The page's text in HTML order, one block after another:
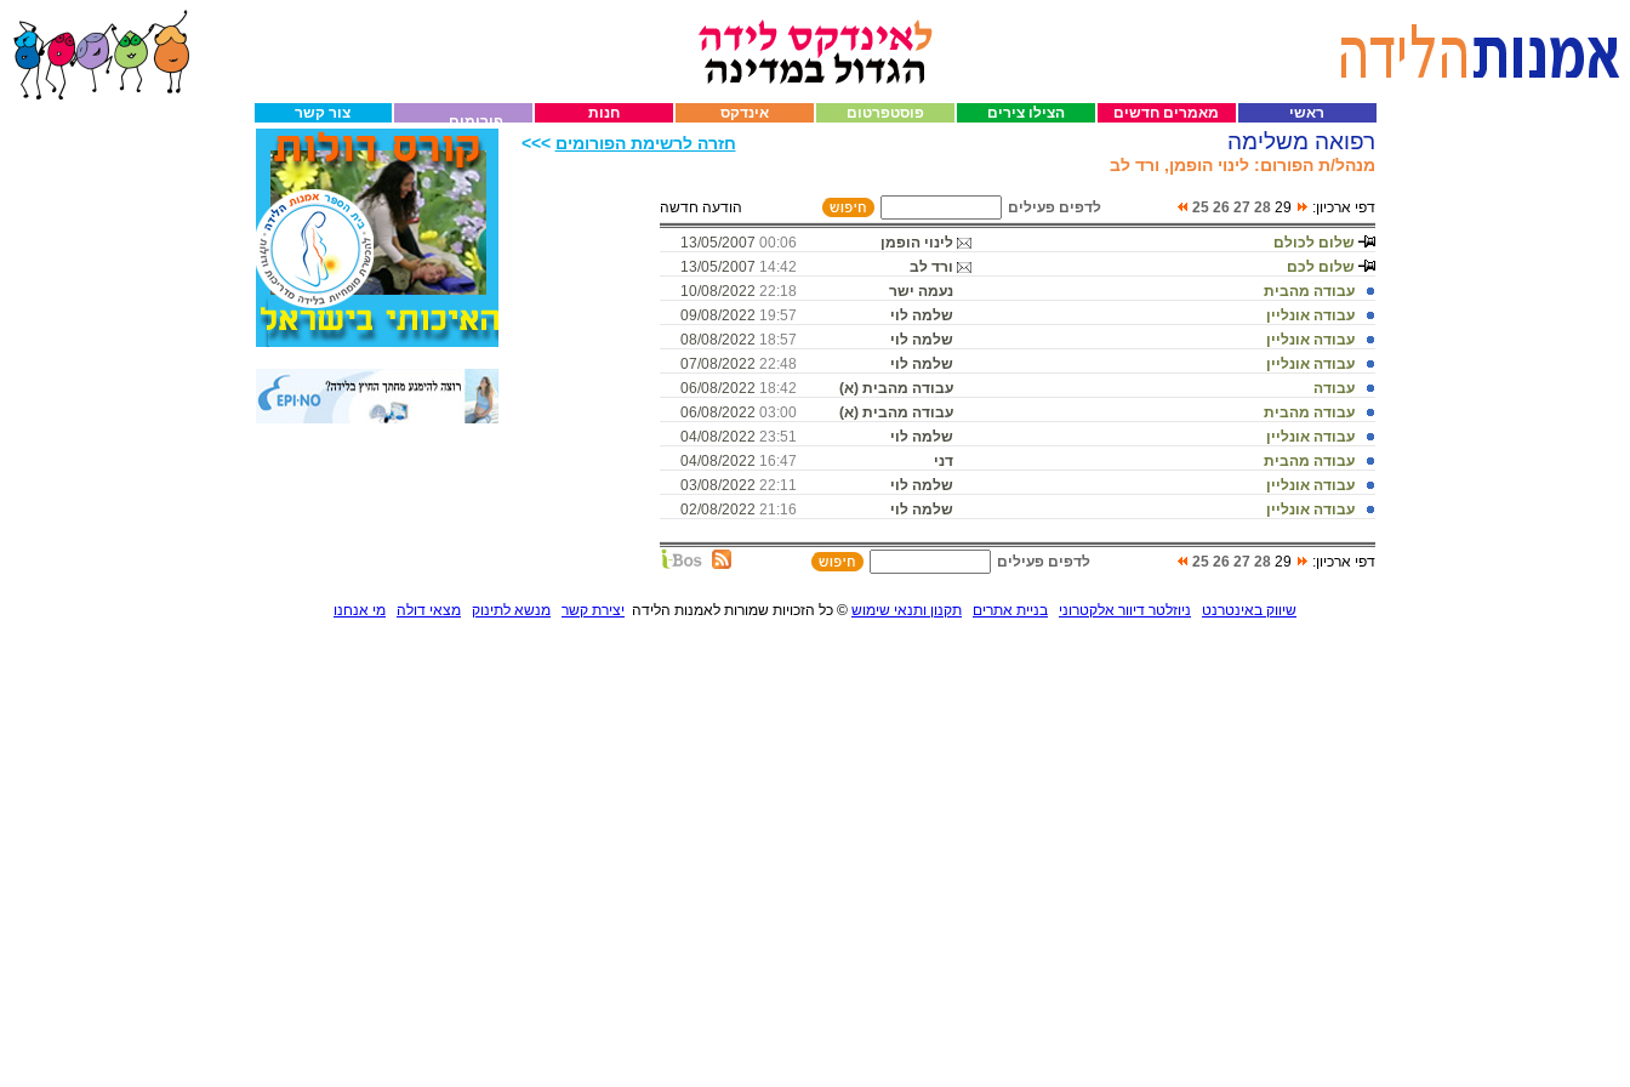
צור קשר פורומים חנות אינדקס פוסטפרטום הצילו צירים מאמרים חדשים ראשי
חזרה לרשימת הפורומים >>> רפואה משלימה
מנהל/ת הפורום: לינוי הופמן, ורד לב
דפי ארכיון: 29
28
27
26
25 לדפים פעילים הודעה חדשה
שלום לכולם לינוי הופמן 00:06
שלום לכם
ורד לב 14:42
עבודה מהבית
נעמה ישר 22:18
עבודה אונליין
שלמה לוי 19:57
עבודה אונליין
שלמה לוי 18:57
עבודה אונליין
שלמה לוי 22:48
עבודה
עבודה מהבית (א) 18:42
עבודה מהבית
עבודה מהבית (א) 03:00
עבודה אונליין
שלמה לוי 23:51
עבודה מהבית
דני 16:47
עבודה אונליין
שלמה לוי 22:11
עבודה אונליין
שלמה לוי 21:16
דפי ארכיון: 29
28
27
26
25 לדפים פעילים
שיווק באינטרנט ניוזלטר דיוור אלקטרוני בניית אתרים תקנון ותנאי שימוש © כל הזכויות שמורות לאמנות הלידה יצירת קשר מנשא לתינוק מצאי דולה מי אנחנו